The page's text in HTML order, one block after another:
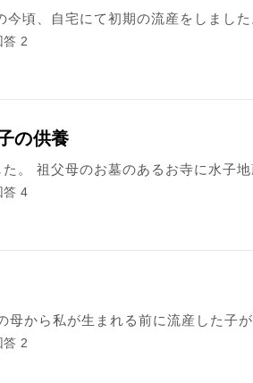
答 2
の供養
答 4
答 2